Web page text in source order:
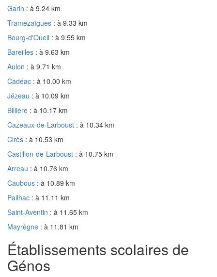
Garin : à 9.24 km
Tramezaïgues : à 9.33 km
Bourg-d'Oueil : à 9.55 km
Bareilles : à 9.63 km
Aulon : à 9.71 km
Cadéac : à 10.00 km
Jézeau : à 10.09 km
Billière : à 10.17 km
Cazeaux-de-Larboust : à 10.34 km
Cirès : à 10.53 km
Castillon-de-Larboust : à 10.75 km
Arreau : à 10.76 km
Caubous : à 10.89 km
Pailhac : à 11.11 km
Saint-Aventin : à 11.65 km
Mayrègne : à 11.81 km
Établissements scolaires de
Génos